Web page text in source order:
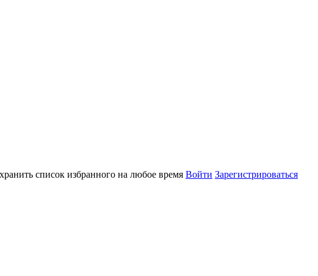
список избранного на любое время Войти Зарегистрироваться